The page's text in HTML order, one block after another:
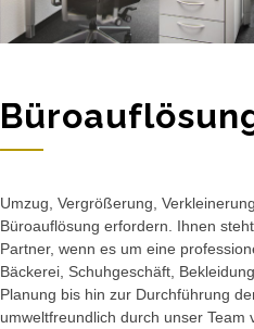
Umzug, Vergrößerung,
Büroauflösung erfordern. Ihnen
Partner, wenn es um eine
Bäckerei, Schuhgeschäft,
Planung bis hin zur Durchführung
umweltfreundlich durch unser